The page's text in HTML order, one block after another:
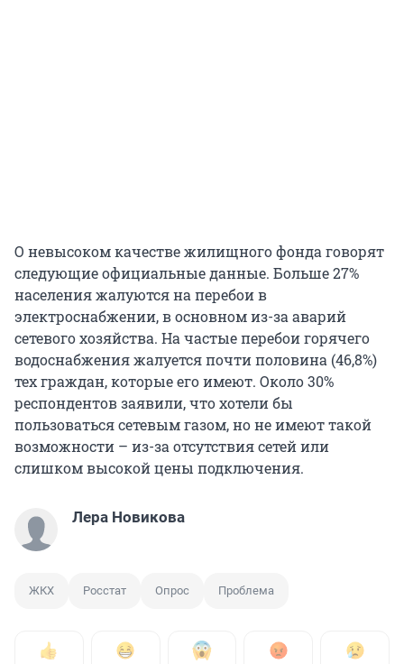
О невысоком качестве жилищного фонда говорят
следующие официальные данные. Больше 27%
населения жалуются на перебои в
электроснабжении, в основном из-за аварий
сетевого хозяйства. На частые перебои горячего
водоснабжения жалуется почти половина (46,8%)
тех граждан, которые его имеют. Около 30%
респондентов заявили, что хотели бы
пользоваться сетевым газом, но не имеют такой
возможности – из-за отсутствия сетей или
слишком высокой цены подключения.
Лера Новикова
ЖКХ Росстат Опрос Проблема